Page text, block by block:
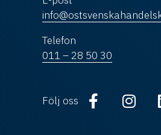
Telefon
011 – 28 50 30
Följ oss